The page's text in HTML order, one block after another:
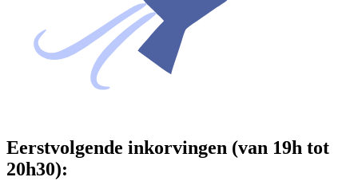
Eerstvolgende inkorvingen (van 19h tot
20h30):